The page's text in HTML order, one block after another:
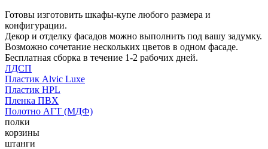
Готовы изготовить шкафы-купе любого размера и
конфигурации.
Декор и отделку фасадов можно выполнить под вашу задумку.
Возможно сочетание нескольких цветов в одном фасаде.
Бесплатная сборка в течение 1-2 рабочих дней.
ЛДСП
Пластик Alvic Luxe
Пластик HPL
Пленка ПВХ
Полотно АГТ (МДФ)
полки
корзины
штанги